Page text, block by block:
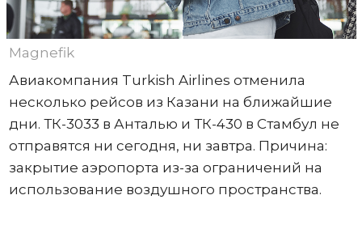
Magnefik
Авиакомпания Turkish Airlines отменила
несколько рейсов из Казани на ближайшие
дни. ТК-3033 в Анталью и ТК-430 в Стамбул не
отправятся ни сегодня, ни завтра. Причина:
закрытие аэропорта из-за ограничений на
использование воздушного пространства.